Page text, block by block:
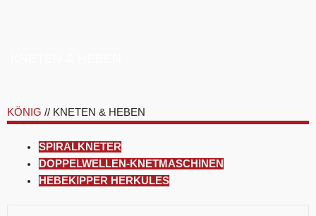
KÖNIG // KNETEN & HEBEN
SPIRALKNETER
DOPPELWELLEN-KNETMASCHINEN
HEBEKIPPER HERKULES